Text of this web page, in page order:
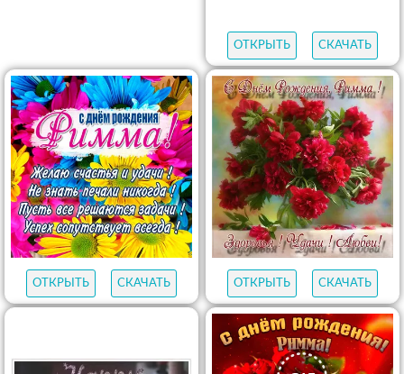
ОТКРЫТЬ СКАЧАТЬ
ОТКРЫТЬ СКАЧАТЬ ОТКРЫТЬ СКАЧАТЬ